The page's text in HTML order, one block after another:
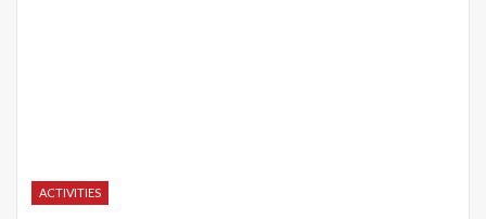
ACTIVITIES